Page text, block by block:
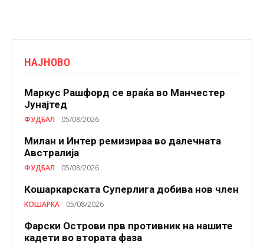
НАЈНОВО
Маркус Рашфорд се враќа во Манчестер
Јунајтед
ФУДБАЛ 05/08/2026
Милан и Интер ремизираа во далечната
Австралија
ФУДБАЛ 05/08/2026
Кошаркарската Суперлига добива нов член
КОШАРКА 05/08/2026
Фарски Острови прв противник на нашите
кадети во втората фаза